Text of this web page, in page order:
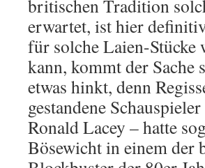
britischen Tradition
erwartet, ist hier
für solche Laien-
kann, kommt der Sache
etwas hinkt, denn
gestandene
Ronald Lacey – hatte
Bösewicht in einem der